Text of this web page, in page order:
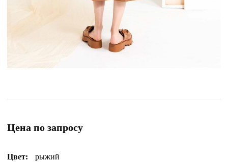
Цена по запросу
Цвет:
рыжий